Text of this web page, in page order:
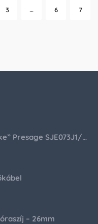
3 … 6 7
Seiko “Baby Snowflake” Presage SJE073J1/SARA015 Limited Edition
– 26mm